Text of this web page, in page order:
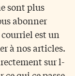
sont plus
abonner
est un
à nos articles.
sur l-